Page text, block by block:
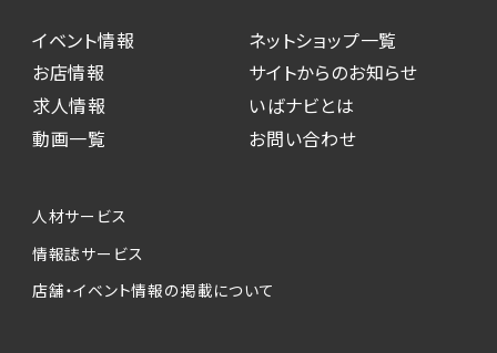
イベント情報
お店情報
求人情報
動画一覧
ネットショップ一覧
サイトからのお知らせ
いばナビとは
お問い合わせ
人材サービス
情報誌サービス
店舗・イベント情報の掲載について